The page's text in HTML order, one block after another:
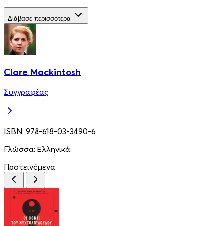
Διάβασε περισσότερα
Clare Mackintosh
Συγγραφέας
ISBN: 978-618-03-3490-6
Γλώσσα: Ελληνικά
Προτεινόμενα